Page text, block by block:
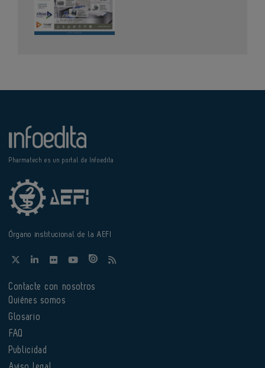
Pharmatech es un portal de Infoedita
Órgano institucional de la AEFI
Contacte con nosotros
Quiénes somos
Glosario
FAQ
Publicidad